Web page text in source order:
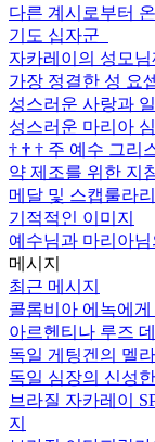
다른 계시로부터
기도 십자군
자카레이의 성모
가장 정결한 성 요
성스러운 사랑과
성스러운 마리아
† † † 주 예수 그리
약 제조를 위한 지
메달 및 스캡룰라리
기적적인 이미지
예수님과 마리아님
메시지
최근 메시지
콜롬비아 에녹에
아르헨티나 루즈
독일 게팅겐의 멜
독일 심장의 신성
브라질 자카레이
지